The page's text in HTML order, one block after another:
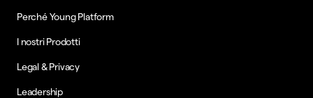
Perché Young Platform
I nostri Prodotti
Legal & Privacy
Leadership